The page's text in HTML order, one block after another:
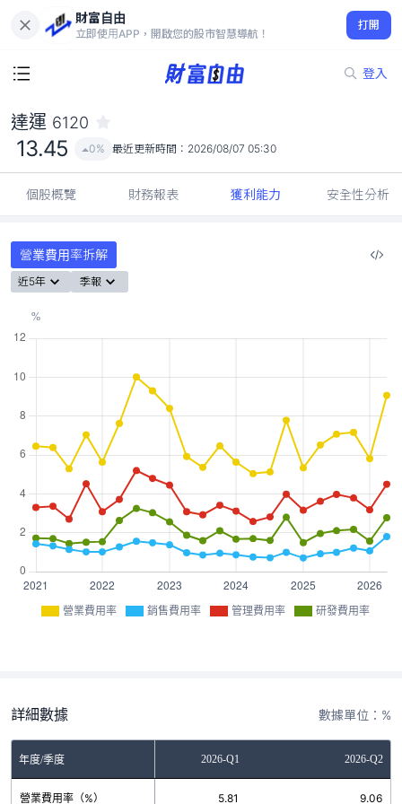
財富自由
立即使用APP，開啟您的股市智慧導航！
打開
登入
13.45
0%
達運 6120
13.45 0% 最近更新時間： 2026/08/07 05:30
個股概覽 財務報表 獲利能力 安全性分析
營業費用率拆解
近5年 季報
營業費用率 銷售費用率 管理費用率 研發費用率
詳細數據 數據單位：%
年度/季度2025-Q4 2026-Q1 2026-Q2
營業費用率（%）
7.16 5.81 9.06